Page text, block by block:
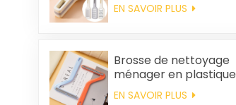
EN SAVOIR PLUS
Brosse de nettoyage
ménager en plastique
pour vêtements,
EN SAVOIR PLUS